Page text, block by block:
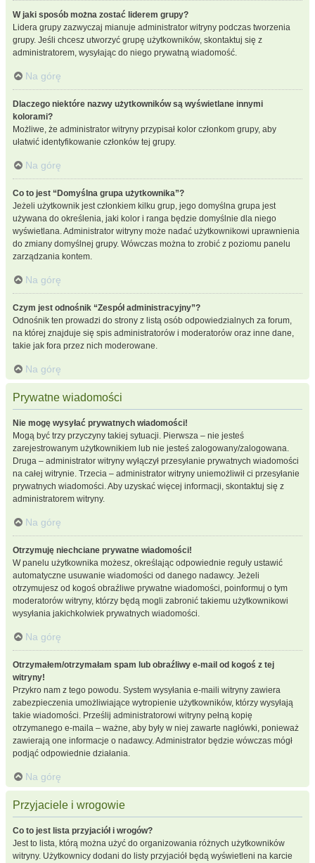
W jaki sposób można zostać liderem grupy?
Lidera grupy zazwyczaj mianuje administrator witryny podczas tworzenia
grupy. Jeśli chcesz utworzyć grupę użytkowników, skontaktuj się z
administratorem, wysyłając do niego prywatną wiadomość.
Na górę
Dlaczego niektóre nazwy użytkowników są wyświetlane innymi
kolorami?
Możliwe, że administrator witryny przypisał kolor członkom grupy, aby
ułatwić identyfikowanie członków tej grupy.
Na górę
Co to jest “Domyślna grupa użytkownika”?
Jeżeli użytkownik jest członkiem kilku grup, jego domyślna grupa jest
używana do określenia, jaki kolor i ranga będzie domyślnie dla niego
wyświetlana. Administrator witryny może nadać użytkownikowi uprawnienia
do zmiany domyślnej grupy. Wówczas można to zrobić z poziomu panelu
zarządzania kontem.
Na górę
Czym jest odnośnik “Zespół administracyjny”?
Odnośnik ten prowadzi do strony z listą osób odpowiedzialnych za forum,
na której znajduje się spis administratorów i moderatorów oraz inne dane,
takie jak fora przez nich moderowane.
Na górę
Prywatne wiadomości
Nie mogę wysyłać prywatnych wiadomości!
Mogą być trzy przyczyny takiej sytuacji. Pierwsza – nie jesteś
zarejestrowanym użytkownikiem lub nie jesteś zalogowany/zalogowana.
Druga – administrator witryny wyłączył przesyłanie prywatnych wiadomości
na całej witrynie. Trzecia – administrator witryny uniemożliwił ci przesyłanie
prywatnych wiadomości. Aby uzyskać więcej informacji, skontaktuj się z
administratorem witryny.
Na górę
Otrzymuję niechciane prywatne wiadomości!
W panelu użytkownika możesz, określając odpowiednie reguły ustawić
automatyczne usuwanie wiadomości od danego nadawcy. Jeżeli
otrzymujesz od kogoś obraźliwe prywatne wiadomości, poinformuj o tym
moderatorów witryny, którzy będą mogli zabronić takiemu użytkownikowi
wysyłania jakichkolwiek prywatnych wiadomości.
Na górę
Otrzymałem/otrzymałam spam lub obraźliwy e-mail od kogoś z tej
witryny!
Przykro nam z tego powodu. System wysyłania e-maili witryny zawiera
zabezpieczenia umożliwiające wytropienie użytkowników, którzy wysyłają
takie wiadomości. Prześlij administratorowi witryny pełną kopię
otrzymanego e-maila – ważne, aby były w niej zawarte nagłówki, ponieważ
zawierają one informacje o nadawcy. Administrator będzie wówczas mógł
podjąć odpowiednie działania.
Na górę
Przyjaciele i wrogowie
Co to jest lista przyjaciół i wrogów?
Jest to lista, którą można użyć do organizowania różnych użytkowników
witryny. Użytkownicy dodani do listy przyjaciół będą wyświetleni na karcie